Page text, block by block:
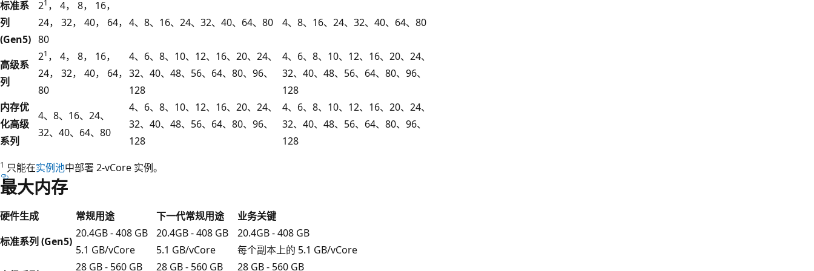
标准系
列
(Gen5)
21 ， 4， 8， 16，
24， 32， 40， 64，
80
4、8、16、24、32、40、64、80 4、8、16、24、32、40、64、80
高级系
列
21 ， 4， 8， 16，
24， 32， 40， 64，
80
4、6、8、10、12、16、20、24、
32、40、48、56、64、80、96、
128
4、6、8、10、12、16、20、24、
32、40、48、56、64、80、96、
128
内存优
化高级
系列
4、8、16、24、
32、40、64、80
4、6、8、10、12、16、20、24、
32、40、48、56、64、80、96、
128
4、6、8、10、12、16、20、24、
32、40、48、56、64、80、96、
128
1 只能在实例池中部署 2-vCore 实例。
最大内存
硬件生成 常规用途 下一代常规用途
业务关键
标准系列 (Gen5)
20.4GB - 408 GB
5.1 GB/vCore
20.4GB - 408 GB
5.1 GB/vCore
20.4GB - 408 GB
每个副本上的 5.1 GB/vCore
28 GB - 560 GB 28 GB - 560 GB 28 GB - 560 GB